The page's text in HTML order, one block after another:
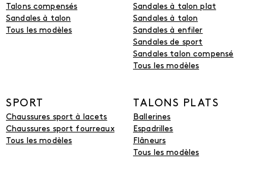
Talons compensés
Sandales à talon
Tous les modèles
Sandales à talon plat
Sandales à talon
Sandales à enfiler
Sandales de sport
Sandales talon compensé
Tous les modèles
SPORT
Chaussures sport à lacets
Chaussures sport fourreaux
Tous les modèles
TALONS PLATS
Ballerines
Espadrilles
Flâneurs
Tous les modèles